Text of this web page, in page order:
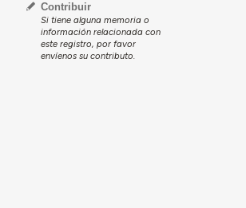
Contribuir
Si tiene alguna memoria o
información relacionada con
este registro, por favor
envíenos su contributo.